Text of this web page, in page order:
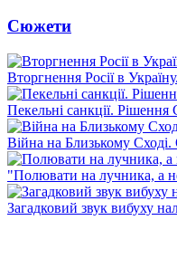
Сюжети
Вторгнення Росії в
Пекельні санкції.
Війна на Близькому
"Полювати на лучника, а
Загадковий звук вибуху